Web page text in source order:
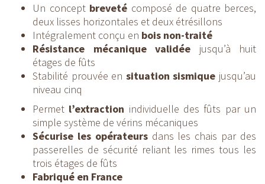
Un concept breveté composé de quatre berces,
deux lisses horizontales et deux étrésillons
Intégralement conçu en bois non-traité
Résistance mécanique validée jusqu’à huit
étages de fûts
Stabilité prouvée en situation sismique jusqu’au
niveau cinq
Permet l’extraction individuelle des fûts par un
simple système de vérins mécaniques
Sécurise les opérateursdans les chais par des
passerelles de sécurité reliant les rimes tous les
trois étages de fûts
Fabriqué en France